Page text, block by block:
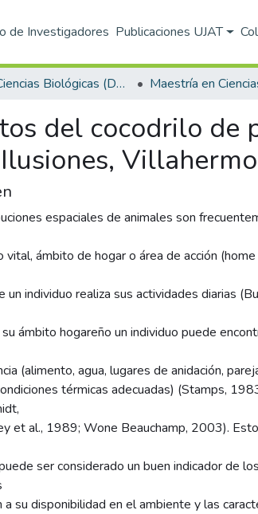
de Investigadores Publicaciones UJAT
TM-Ciencias Biológicas (DACBIOL)
del cocodrilo de
espaciales de animales son
vital, ámbito de hogar o área de acción
un individuo realiza sus actividades diarias
ámbito hogareño un individuo puede
(alimento, agua, lugares de anidación,
térmicas adecuadas) (Stamps,
et al., 1989; Wone Beauchamp, 2003).
ser considerado un buen indicador de
a su disponibilidad en el ambiente y las